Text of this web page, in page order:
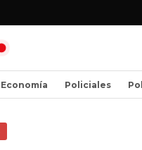
Economía Policiales